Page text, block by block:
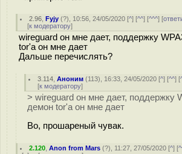
2.96 ,Fyjy (?), 10:56, 24/05/2020 [^] [^^] [^^^] [
[к модератору]
wireguard он мне дает, поддержку
tor'а он мне дает
Дальше перечислять?
3.114 ,Аноним (113), 16:33, 24/05/2020 [^] [^^] [
[к модератору]
> wireguard он мне дает, поддержку
демон tor'а он мне дает
Во, прошареный чувак.
2.120 ,Anon from Mars (?), 11:27, 27/05/2020 [^] [